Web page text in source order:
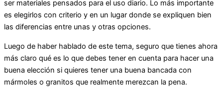
ser materiales pensados para el uso diario. Lo más importante
es elegirlos con criterio y en un lugar donde se expliquen bien
las diferencias entre unas y otras opciones.
Luego de haber hablado de este tema, seguro que tienes ahora
más claro qué es lo que debes tener en cuenta para hacer una
buena elección si quieres tener una buena bancada con
mármoles o granitos que realmente merezcan la pena.